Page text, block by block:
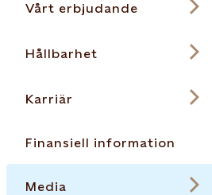
Vårt erbjudande
Hållbarhet
Karriär
Finansiell information
Media